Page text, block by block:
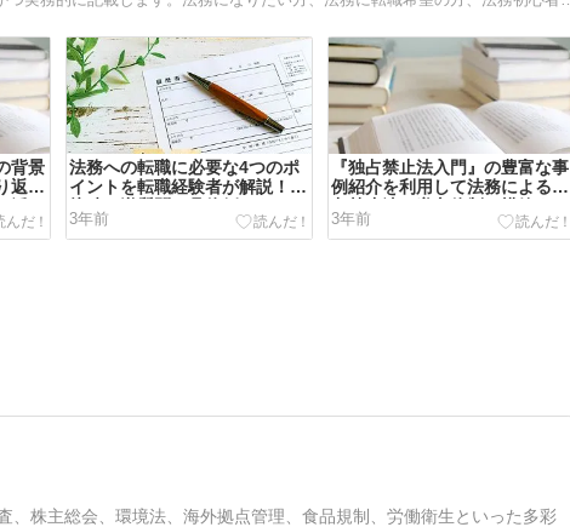
背景
返
活か
法務への転職に必要な4つのポ
イントを転職経験者が解説！面
接時の逆質問の具体例もありま
す！
3年前
『独占禁止法入門』の豊富な事
例紹介を利用して法務による独
占禁止法の遵守体制を構築す
る！
3年前
株主総会、環境法、海外拠点管理、食品規制、労働衛生といった多彩